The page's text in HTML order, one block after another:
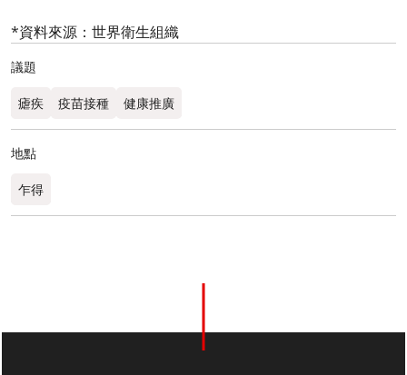
*資料來源：世界衛生組織
議題
瘧疾 疫苗接種 健康推廣
地點
乍得​